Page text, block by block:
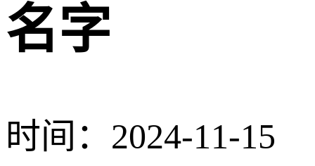
名字
时间：2024-11-15